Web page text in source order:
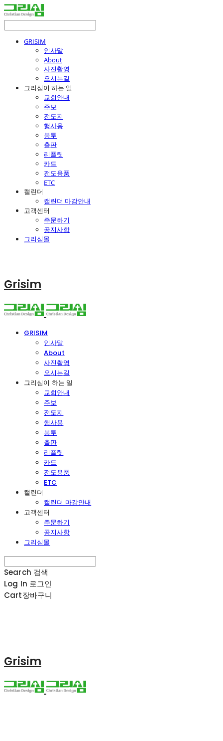
GRISIM
인사말
About
사진촬영
오시는길
그리심이 하는 일
교회안내
주보
전도지
행사용
봉투
출판
리플릿
카드
전도용품
ETC
캘린더
캘린더 마감안내
고객센터
주문하기
공지사항
그리심몰
Grisim
GRISIM
인사말
About
사진촬영
오시는길
그리심이 하는 일
교회안내
주보
전도지
행사용
봉투
출판
리플릿
카드
전도용품
ETC
캘린더
캘린더 마감안내
고객센터
주문하기
공지사항
그리심몰
Search 검색
Log In 로그인
Cart장바구니
Grisim